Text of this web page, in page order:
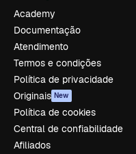
Academy
Documentação
Atendimento
Termos e condições
Política de privacidade
Originais New
Política de cookies
Central de confiabilidade
Afiliados